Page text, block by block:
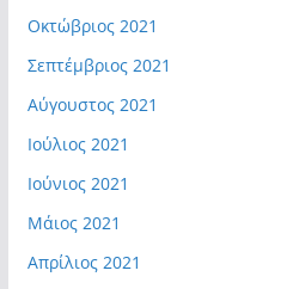
Οκτώβριος 2021
Σεπτέμβριος 2021
Αύγουστος 2021
Ιούλιος 2021
Ιούνιος 2021
Μάιος 2021
Απρίλιος 2021